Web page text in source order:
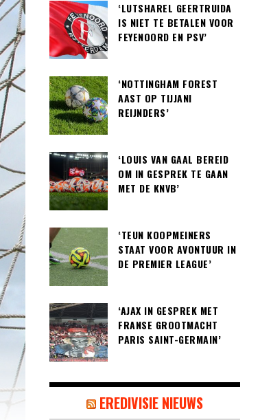
‘LUTSHAREL GEERTRUIDA
IS NIET TE BETALEN VOOR
FEYENOORD EN PSV’
‘NOTTINGHAM FOREST
AAST OP TIJJANI
REIJNDERS’
‘LOUIS VAN GAAL BEREID
OM IN GESPREK TE GAAN
MET DE KNVB’
‘TEUN KOOPMEINERS
STAAT VOOR AVONTUUR IN
DE PREMIER LEAGUE’
‘AJAX IN GESPREK MET
FRANSE GROOTMACHT
PARIS SAINT-GERMAIN’
EREDIVISIE NIEUWS